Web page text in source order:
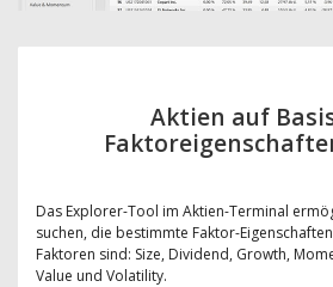
Aktien auf
Das Explorer-Tool im Aktien-Terminal
suchen, die bestimmte Faktor-
Faktoren sind: Size, Dividend, Growth,
Value und Volatility.